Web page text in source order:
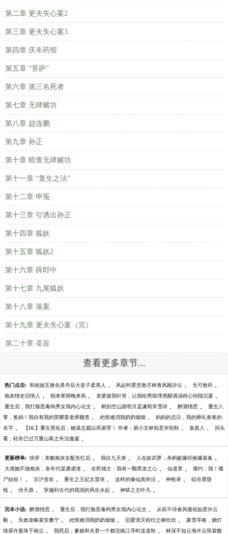
第二章 更夫失心案2
第三章 更夫失心案3
第四章 庆丰药馆
第五章 “菩萨”
第六章 第三名死者
第七章 无肆赌坊
第八章 赵连鹏
第九章 孙正
第十章 暗查无肆赌坊
第十一章 “复生之法”
第十二章 申冤
第十三章 引诱出孙正
第十四章 狐妖
第十五章 狐妖2
第十六章 薛郎中
第十七章 九尾狐妖
第十八章 落案
第十九章 更夫失心案（完）
第二十章 圣旨
查看更多章节...
热门点击: 和姐姐互换化兽丹后大皇子柔美人 、 风起时爱意散尽林青风顾汐云 、 无可救药 、
炮灰情史旧情人 、 朝来寒雨晚来风 、 老婆拔我针管，让我给男助理煮醒酒汤程心怡陆沉宴 、
重生后，我打脸恶毒狗男女我内心论文 、 鹤别空山踏明月孟谦荀宋雪诗 、 醉酒情思 、 重生八
零，爸妈！我自有我的荣耀姜老师魏杳 、 此恨难消我奶奶烟烟 、 妈妈的忌日，我的葬礼爸爸的
名字 、 【HL】重生黑化后，她逼总裁以死谢罪！ 作者：易小文林知意宋宛秋 、 蛊真人 、 回头
看，轻舟已过万重山蒋之舟沈傲凝 、
更新榜单: 快穿：美貌炮灰女配失忆后 、 我自九天来 、 人在妖武界，杀蚂蚁爆经验爆装备 、
大佬她不做炮灰，各年代逆袭虐渣 、 全民领主：我有一颗黑龙之心 、 仙道章 、 僵约：我！僵
尸始祖！ 、 京沪贪欢 、 重生之王妃太嚣张 、 这样的修仙真快活 、 神枪录 、 硅谷晨昏
线 、 伏天鼎 、 穿越到古代的我混的风生水起 、 神狱之主叶凡 、
完本小说: 醉酒情思 、 重生后，我打脸恶毒狗男女我内心论文 、 从前不待春风慢祝如星许云
毅 、 失效攻略裴安桑宁 、 此恨难消我奶奶烟烟 、 旧爱泯灭程衍之柳欣欣 、 拨雪寻春，烧灯
续昼许曼珠于南尘 、 我死后，爹娘和夫君一个都没疯江寻时连道秋 、 林深不知云海许云琛裴馥